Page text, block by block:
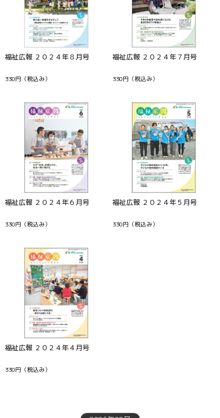
福祉広報 ２０２４年８月号
330円 （税込み）
福祉広報 ２０２４年７月号
330円 （税込み）
福祉広報 ２０２４年６月号
330円 （税込み）
福祉広報 ２０２４年５月号
330円 （税込み）
福祉広報 ２０２４年４月号
330円 （税込み）